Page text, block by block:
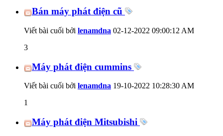
Bán máy phát điện cũ
Viết bài cuối bởi lenamdna 02-12-2022 09:00:12 AM
3
Máy phát điện cummins
Viết bài cuối bởi lenamdna 19-10-2022 10:28:30 AM
1
Máy phát điện Mitsubishi